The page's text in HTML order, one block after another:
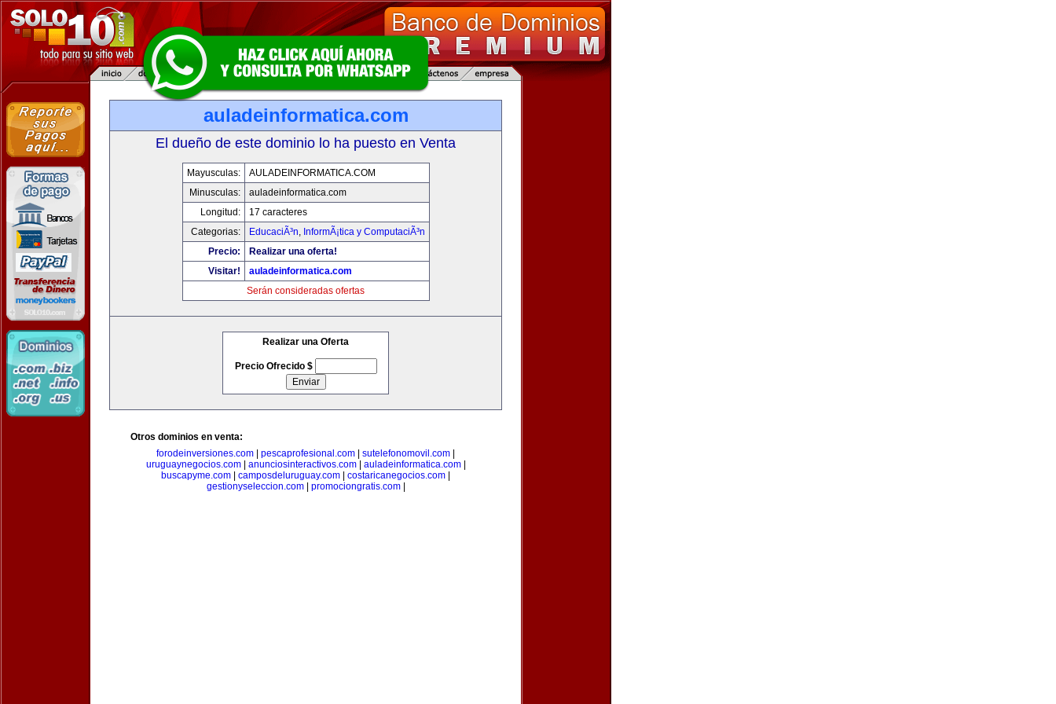
auladeinformatica.com
El dueño de este dominio lo ha puesto en Venta
Mayusculas:
AULADEINFORMATICA.COM
Minusculas:
auladeinformatica.com
Longitud:
17 caracteres
Categorias:
EducaciÃ³n, InformÃ¡tica y ComputaciÃ³n
Precio:
Realizar una oferta!
Visitar!
auladeinformatica.com
Serán consideradas ofertas
Realizar una Oferta
Precio Ofrecido $
Otros dominios en venta:
forodeinversiones.com
pescaprofesional.com sutelefonomovil.com
uruguaynegocios.com| anunciosinteractivos.com| auladeinformatica.com|
buscapyme.com
camposdeluruguay.com costaricanegocios.com
gestionyseleccion.com| promociongratis.com|